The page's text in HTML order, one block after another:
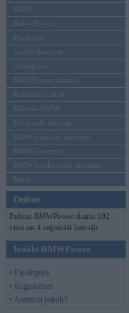
MINI
Rolls-Royce
Pasākumi
Vadāmības tests
Autosports
BMWPower aktuāli
Reklāmas raksti
Mēneša BMW
Sērijveida tūnings
BMW pasaules jaunumi
BMW koncepti
BMW konkurentu jaunumi
Moto
Online
Pašreiz BMWPower skatās 102
viesi un 4 reģistrēti lietotāji.
Ienākt BMWPower
• Pieslēgties
• Reģistrēties
• Aizmirsi paroli?